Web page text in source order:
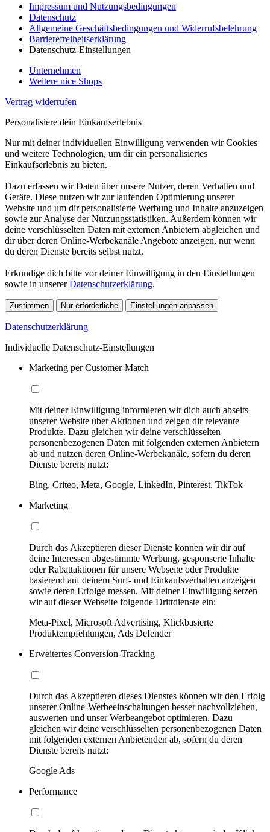
Impressum und Nutzungsbedingungen
Datenschutz
Allgemeine Geschäftsbedingungen und Widerrufsbelehrung
Barrierefreiheitserklärung
Datenschutz-Einstellungen
Unternehmen
Weitere nice Shops
Vertrag widerrufen
Personalisiere dein Einkaufserlebnis
Nur mit deiner individuellen Einwilligung verwenden wir Cookies
und weitere Technologien, um dir ein personalisiertes
Einkaufserlebnis zu bieten.
Dazu erfassen wir Daten über unsere Nutzer, deren Verhalten und
Geräte. Diese nutzen wir zur laufenden Optimierung unserer
Website und um dir personalisierte Werbung und Inhalte anzuzeigen
sowie zur Analyse der Nutzungsstatistiken. Außerdem können wir
deine verschlüsselten Daten mit externen Anbietern abgleichen und
dir über deren Online-Werbekanäle Angebote anzeigen, nur wenn
du deren Dienste bereits selbst nutzt.
Erkundige dich bitte vor deiner Einwilligung in den Einstellungen
sowie in unsererDatenschutzerklärung.
Zustimmen Nur erforderliche Einstellungen anpassen
Datenschutzerklärung
Individuelle Datenschutz-Einstellungen
Marketing per Customer-Match
Mit deiner Einwilligung informieren wir dich auch abseits
unserer Website über Aktionen und zeigen dir relevante
Produkte. Dazu gleichen wir deine verschlüsselten
personenbezogenen Daten mit folgenden externen Anbietern
ab und nutzen deren Online-Werbekanäle, sofern du deren
Dienste bereits nutzt:
Bing, Criteo, Meta, Google, LinkedIn, Pinterest, TikTok
Marketing
Durch das Akzeptieren dieser Dienste können wir dir auf
deine Interessen abgestimmte Werbung, gesponserte Inhalte
oder Rabattaktionen für unsere Webseite oder Produkte
basierend auf deinem Surf- und Einkaufsverhalten anzeigen
sowie deren Erfolge messen. Mit deiner Einwilligung setzen
wir auf dieser Webseite folgende Drittdienste ein:
Meta-Pixel, Microsoft Advertising, Klickbasierte
Produktempfehlungen, Ads Defender
Erweitertes Conversion-Tracking
Durch das Akzeptieren dieses Dienstes können wir den Erfolg
unserer Online-Werbeeinschaltungen besser nachvollziehen,
auswerten und unser Werbeangebot optimieren. Dazu
gleichen wir deine verschlüsselten personenbezogenen Daten
mit folgenden externen Anbietenden ab, sofern du deren
Dienste bereits nutzt:
Google Ads
Performance